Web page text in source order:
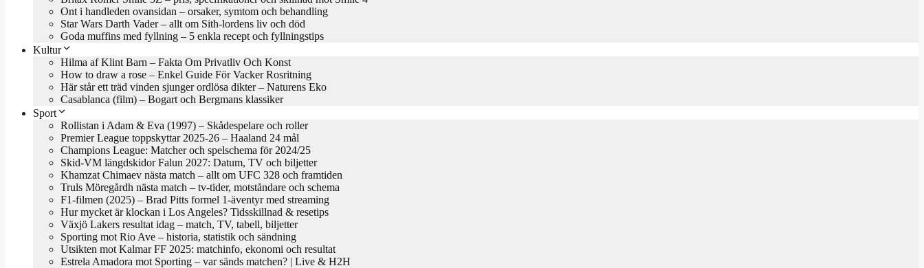
Ont i handleden ovansidan – orsaker, symtom och behandling
Star Wars Darth Vader – allt om Sith-lordens liv och död
Goda muffins med fyllning – 5 enkla recept och fyllningstips
Kultur
Hilma af Klint Barn – Fakta Om Privatliv Och Konst
How to draw a rose – Enkel Guide För Vacker Rosritning
Här står ett träd vinden sjunger ordlösa dikter – Naturens Eko
Casablanca (film) – Bogart och Bergmans klassiker
Sport
Rollistan i Adam & Eva (1997) – Skådespelare och roller
Premier League toppskyttar 2025-26 – Haaland 24 mål
Champions League: Matcher och spelschema för 2024/25
Skid-VM längdskidor Falun 2027: Datum, TV och biljetter
Khamzat Chimaev nästa match – allt om UFC 328 och framtiden
Truls Möregårdh nästa match – tv-tider, motståndare och schema
F1-filmen (2025) – Brad Pitts formel 1-äventyr med streaming
Hur mycket är klockan i Los Angeles? Tidsskillnad & resetips
Växjö Lakers resultat idag – match, TV, tabell, biljetter
Sporting mot Rio Ave – historia, statistik och sändning
Utsikten mot Kalmar FF 2025: matchinfo, ekonomi och resultat
Estrela Amadora mot Sporting – var sänds matchen? | Live & H2H